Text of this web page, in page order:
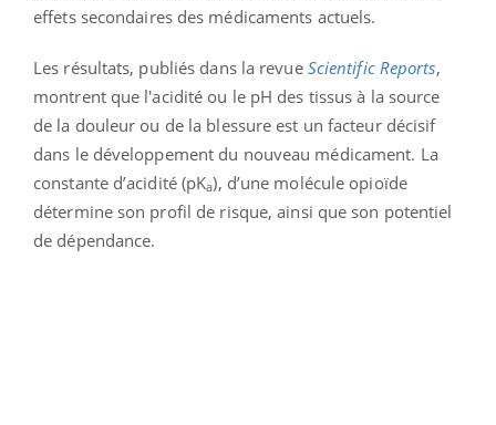
effets secondaires des médicaments actuels.
Les résultats, publiés dans la revue Scientific Reports,
montrent que l'acidité ou le pH des tissus à la source
de la douleur ou de la blessure est un facteur décisif
dans le développement du nouveau médicament. La
constante d’acidité (pKa), d’une molécule opioïde
détermine son profil de risque, ainsi que son potentiel
de dépendance.